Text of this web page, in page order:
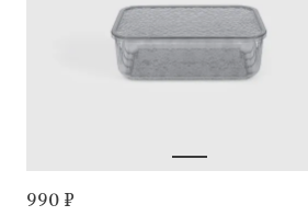
990 ₽